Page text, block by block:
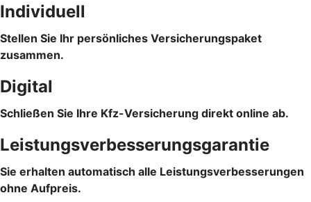
Individuell
Stellen Sie Ihr persönliches Versicherungspaket
zusammen.
Digital
Schließen Sie Ihre Kfz-Versicherung direkt online ab.
Leistungsverbesserungsgarantie
Sie erhalten automatisch alle Leistungsverbesserungen
ohne Aufpreis.